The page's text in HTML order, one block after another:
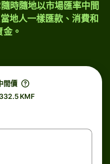
時隨地以市場匯率中間
地人一樣匯款、消費和
。
間價
KMF